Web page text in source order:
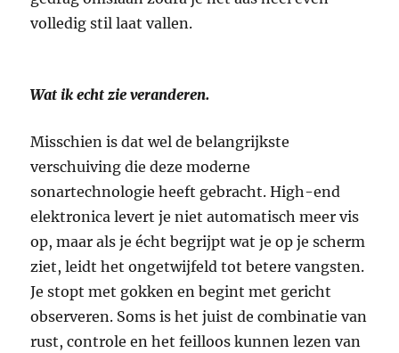
volledig stil laat vallen.
Wat ik echt zie veranderen.
Misschien is dat wel de belangrijkste
verschuiving die deze moderne
sonartechnologie heeft gebracht. High-end
elektronica levert je niet automatisch meer vis
op, maar als je écht begrijpt wat je op je scherm
ziet, leidt het ongetwijfeld tot betere vangsten.
Je stopt met gokken en begint met gericht
observeren. Soms is het juist de combinatie van
rust, controle en het feilloos kunnen lezen van